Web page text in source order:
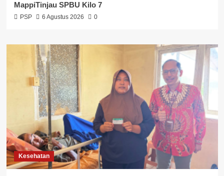
MappiTinjau SPBU Kilo 7
PSP 6 Agustus 2026 0
Kesehatan